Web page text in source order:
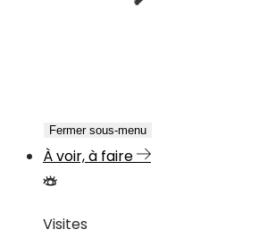
Fermer sous-menu
À voir, à faire
Visites